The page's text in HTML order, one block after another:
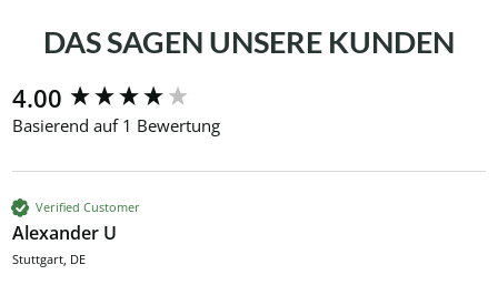
DAS SAGEN UNSERE KUNDEN
4.00
Basierend auf 1 Bewertung
Verified Customer
Alexander U
Stuttgart, DE
New content loaded